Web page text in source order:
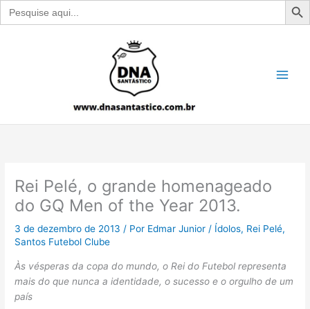
Search
for:
Rei Pelé, o grande homenageado
do GQ Men of the Year 2013.
3 de dezembro de 2013/ Por Edmar Junior/ Ídolos, Rei Pelé,
Santos Futebol Clube
Às vésperas da copa do mundo, o Rei do Futebol representa
mais do que nunca a identidade, o sucesso e o orgulho de um
país